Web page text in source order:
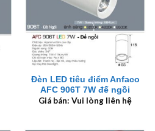
Đèn LED tiêu điểm Anfaco
AFC 906T 7W đế ngồi
Giá bán: Vui lòng liên hệ